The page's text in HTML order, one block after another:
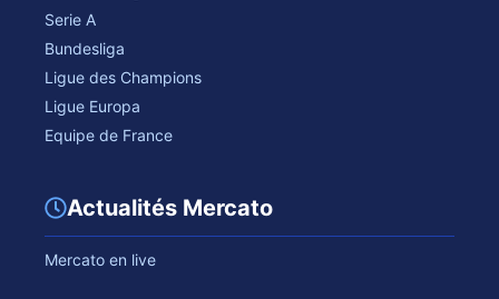
Serie A
Bundesliga
Ligue des Champions
Ligue Europa
Equipe de France
Actualités Mercato
Mercato en live